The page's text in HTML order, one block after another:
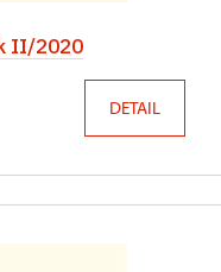
II/2020
DETAIL